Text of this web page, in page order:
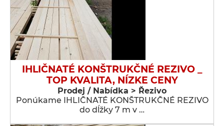
IHLIČNATÉ KONŠTRUKČNÉ REZIVO _
TOP KVALITA, NÍZKE CENY
Prodej / Nabídka > Řezivo
Ponúkame IHLIČNATÉ KONŠTRUKČNÉ REZIVO
do dĺžky 7 m v …